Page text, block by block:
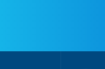
conteúdo